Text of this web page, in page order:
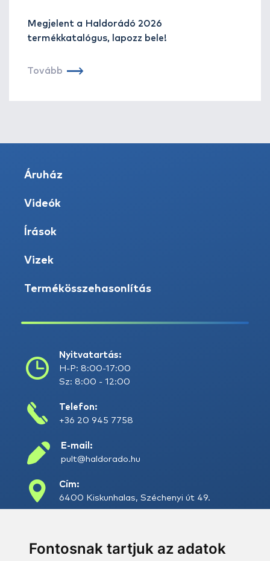
Fontosnak tartjuk az adatok
Megjelent a Haldorádó 2026
termékkatalógus, lapozz bele!
Tovább
Áruház
Videók
Írások
Vizek
Termékösszehasonlítás
Nyitvatartás:
H-P: 8:00-17:00
Sz: 8:00 - 12:00
Telefon:
+36 20 945 7758
E-mail:
pult@haldorado.hu
Cím:
6400 Kiskunhalas, Széchenyi út 49.